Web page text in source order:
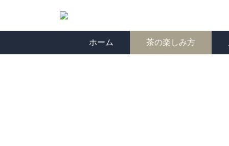
ホーム 茶の楽しみ方